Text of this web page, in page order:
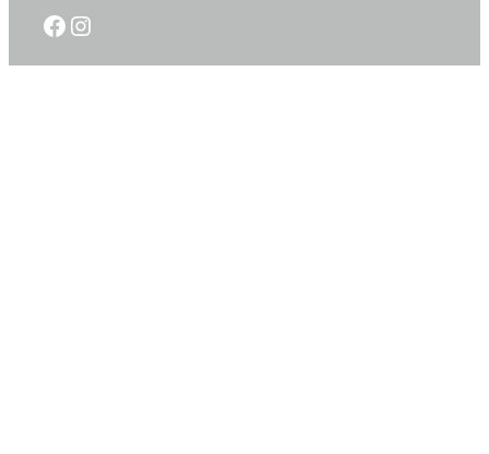
Facebook Instagram